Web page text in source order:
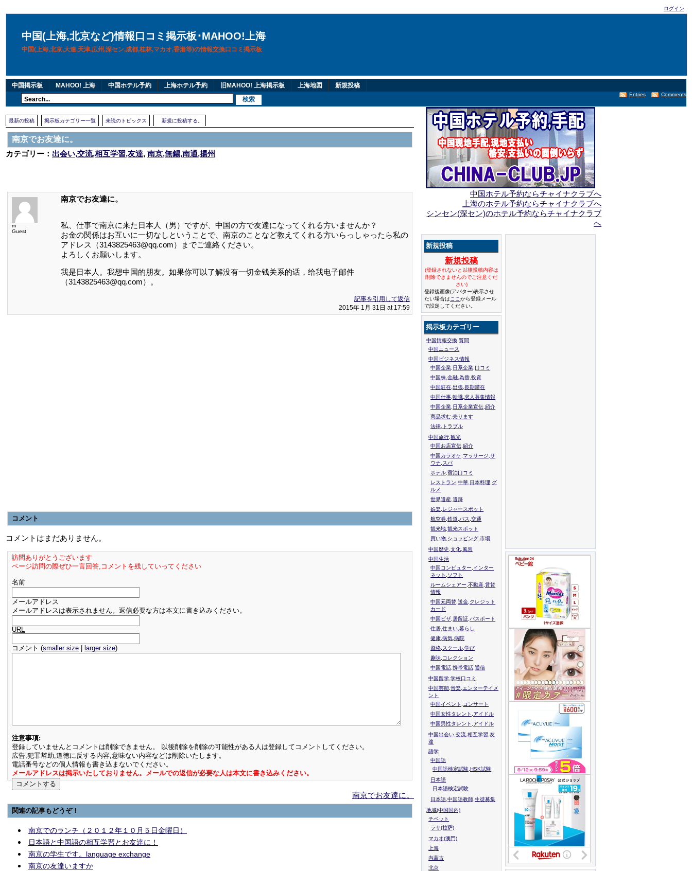
ログイン
中国(上海,北京など)情報口コミ掲示板･MAHOO!上海
中国(上海,北京,大連,天津,広州,深セン,成都,桂林,マカオ,香港等)の情報交換口コミ掲示板
中国掲示板 MAHOO! 上海 中国ホテル予約 上海ホテル予約 旧MAHOO! 上海掲示板 上海地図 新規投稿
Comments
Entries
最新の投稿 掲示板カテゴリー一覧 未読のトピックス 新規に投稿する。
南京でお友達に。
カテゴリー： 出会い,交流,相互学習,友達, 南京,無錫,南通,揚州
m
Guest
南京でお友達に。
私、仕事で南京に来た日本人（男）ですが、中国の方で友達になってくれる方いませんか？
お金の関係はお互いに一切なしということで、南京のことなど教えてくれる方いらっしゃったら私の
アドレス（3143825463@qq.com）までご連絡ください。
よろしくお願いします。
我是日本人。我想中国的朋友。如果你可以了解没有一切金钱关系的话，给我电子邮件
（3143825463@qq.com）。
記事を引用して返信
2015年 1月 31日 at 17:59
コメント
コメントはまだありません。
訪問ありがとうございます
ページ訪問の際ぜひ一言回答,コメントを残していってください
名前
メールアドレス
メールアドレスは表示されません。返信必要な方は本文に書き込みください。
URL
コメント (smaller size larger size)
注意事項:
登録していませんとコメントは削除できません。 以後削除を削除の可能性がある人は登録してコメントしてください。
広告,犯罪幇助,道徳に反する内容,意味ない内容などは削除いたします。
電話番号などの個人情報も書き込まないでください。
メールアドレスは掲示いたしておりません。メールでの返信が必要な人は本文に書き込みください。
南京でお友達に。
関連の記事もどうぞ！
南京でのランチ（２０１２年１０月５日金曜日）
日本語と中国語の相互学習とお友達に！
南京の学生です。language exchange
南京の友達いますか
中国ホテル予約ならチャイナクラブへ
上海のホテル予約ならチャイナクラブへ
シンセン(深セン)のホテル予約ならチャイナクラブ
へ
新規投稿
新規投稿
(登録されないと以後投稿内容は
削除できませんのでご注意くだ
さい)
登録後画像(アバター)表示させ
たい場合は ここから登録メール
で設定してください。
掲示板カテゴリー
中国情報交換,質問
中国ニュース
中国ビジネス情報
中国企業,日系企業,口コミ
中国株,金融,為替,投資
中国駐在,出張,長期滞在
中国仕事,転職,求人募集情報
中国企業,日系企業宣伝,紹介
商品求む,売ります
法律,トラブル
中国旅行,観光
中国お店宣伝,紹介
中国カラオケ,マッサージ,サ
ウナ,スパ
ホテル,宿泊口コミ
レストラン,中華,日本料理,グ
ルメ
世界遺産,遺跡
娯楽,レジャースポット
航空券,鉄道,バス,交通
観光地,観光スポット
買い物,ショッピング,市場
中国歴史,文化,風習
中国生活
中国コンピュター,インター
ネット,ソフト
ルームシェアー,不動産,賃貸
情報
中国元両替,送金,クレジット
カード
中国ビザ,居留証,パスポート
住居,住まい,暮らし
健康,病気,病院
資格,スクール,学び
趣味,コレクション
中国電話,携帯電話,通信
中国留学,学校口コミ
中国芸能,音楽,エンターテイメ
ント
中国イベント,コンサート
中国女性タレント,アイドル
中国男性タレント,アイドル
中国出会い,交流,相互学習,友
達
語学
中国語
中国語検定試験,HSK試験
日本語
日本語検定試験
日本語,中国語教師,生徒募集
地域(中国国内)
チベット
ラサ(拉萨)
マカオ(澳門)
上海
内蒙古
北京